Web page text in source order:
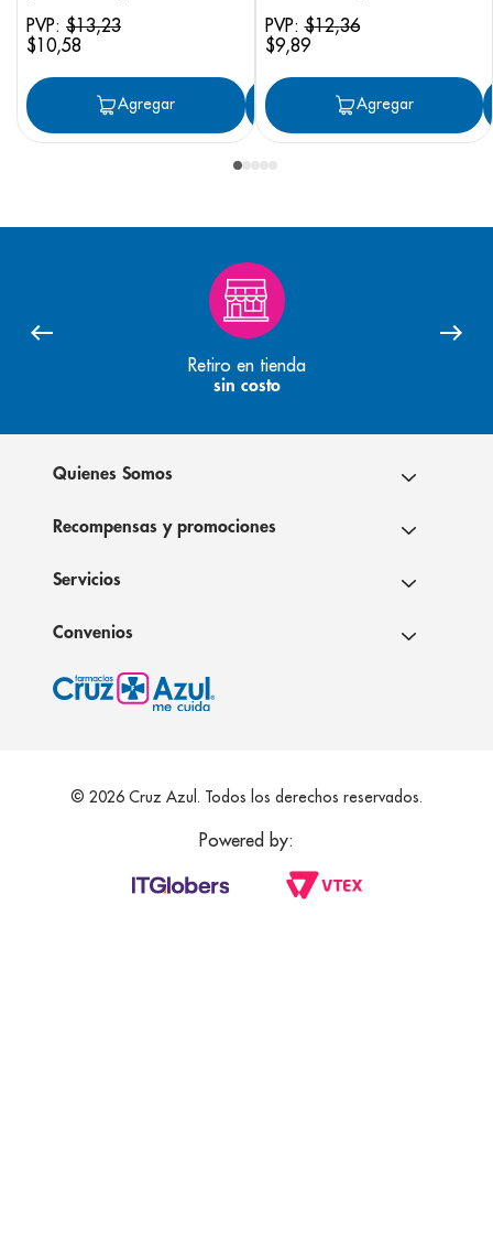
PVP: $13,23
$10,58
Agregar Agregar
PVP:$12,36
$9,89
Agregar
Retiro en tienda
sin costo
Quienes Somos
Recompensas y promociones
Servicios
Convenios
© 2026 Cruz Azul. Todos los derechos reservados.
Powered by: